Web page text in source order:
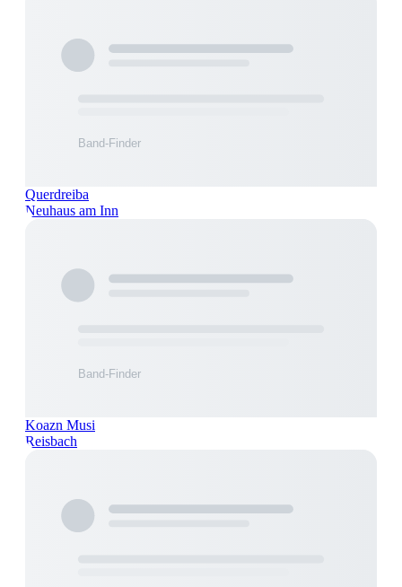
Querdreiba
Neuhaus am Inn
Koazn Musi
Reisbach